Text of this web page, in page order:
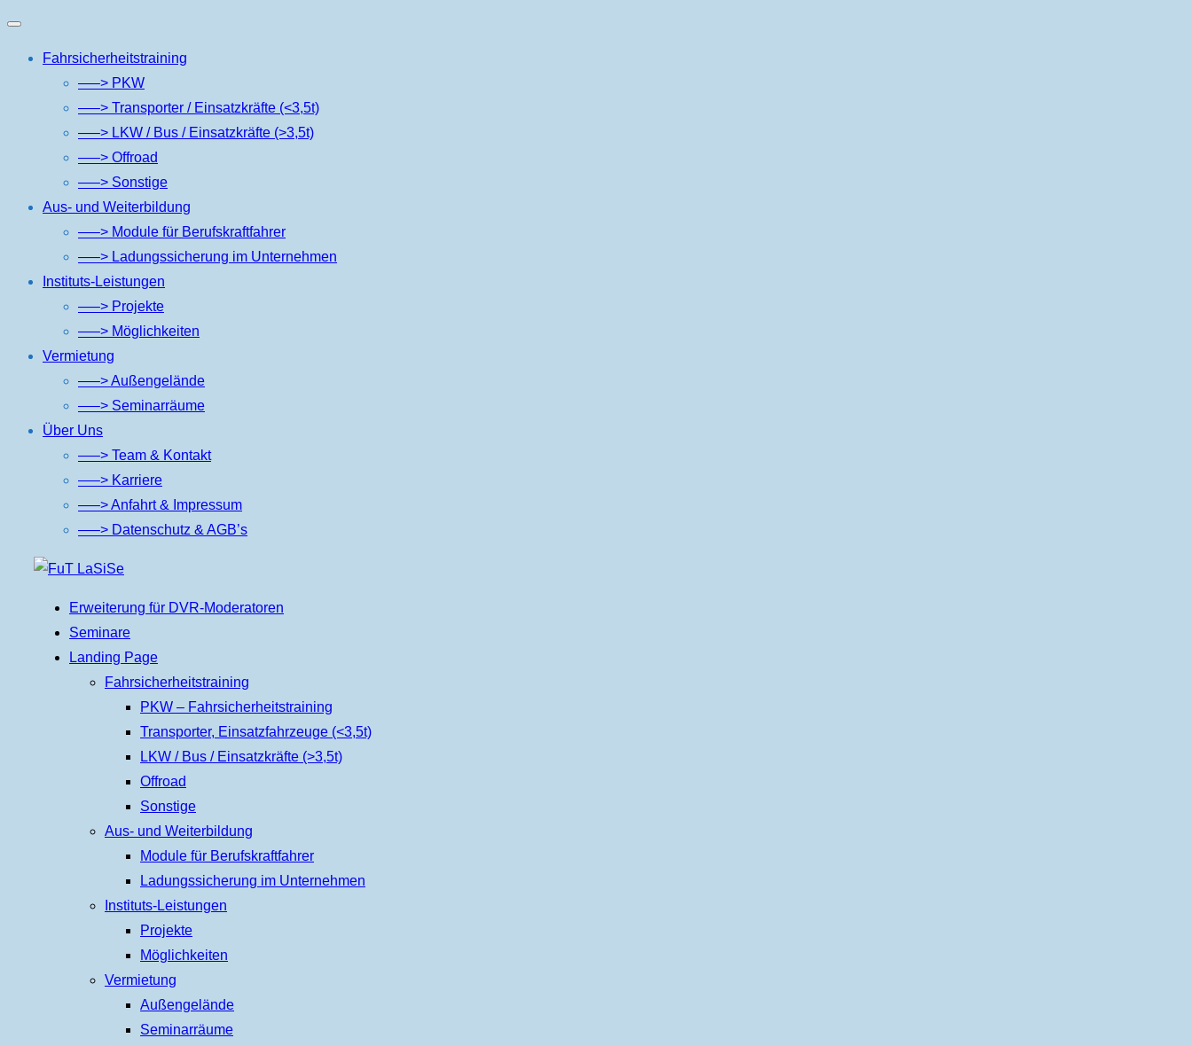
umschalten
Fahrsicherheitstraining
—–> PKW
—–> Transporter / Einsatzkräfte (<3,5t)
—–> LKW / Bus / Einsatzkräfte (>3,5t)
—–> Offroad
—–> Sonstige
Aus- und Weiterbildung
—–> Module für Berufskraftfahrer
—–> Ladungssicherung im Unternehmen
Instituts-Leistungen
—–> Projekte
—–> Möglichkeiten
Vermietung
—–> Außengelände
—–> Seminarräume
Über Uns
—–> Team & Kontakt
—–> Karriere
—–> Anfahrt & Impressum
—–> Datenschutz & AGB’s
Zum
Erweiterung für DVR-Moderatoren
Seminare
Landing Page
Fahrsicherheitstraining
PKW – Fahrsicherheitstraining
Transporter, Einsatzfahrzeuge (<3,5t)
LKW / Bus / Einsatzkräfte (>3,5t)
Offroad
Sonstige
Aus- und Weiterbildung
Module für Berufskraftfahrer
Ladungssicherung im Unternehmen
Instituts-Leistungen
Projekte
Möglichkeiten
Vermietung
Außengelände
Seminarräume